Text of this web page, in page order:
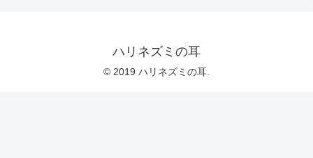
ハリネズミの耳
© 2019 ハリネズミの耳.